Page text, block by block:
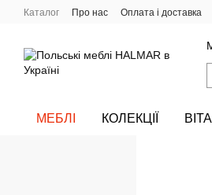
Перейти до основного контенту
Каталог Про нас Оплата і доставка
МЕБЛІ КОЛЕКЦІЇ